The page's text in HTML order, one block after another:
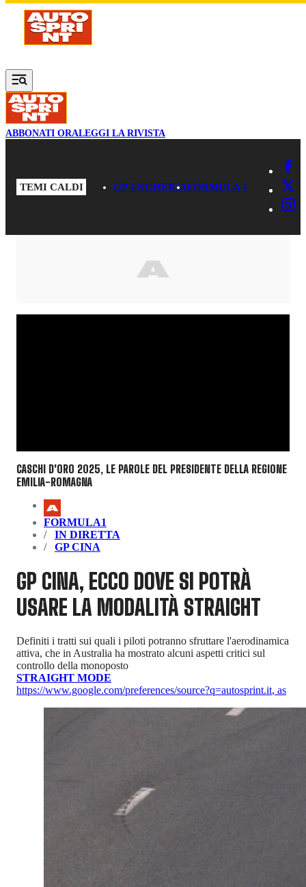
Vai al contenuto principale
ABBONATI ORALEGGI LA RIVISTA
TEMI CALDI GP UNGHERIAFORMULA 1
CASCHI D'ORO 2025, LE PAROLE DEL PRESIDENTE DELLA REGIONE
EMILIA-ROMAGNA
FORMULA1
IN DIRETTA
GP CINA
GP CINA, ECCO DOVE SI POTRÀ
USARE LA MODALITÀ STRAIGHT
Definiti i tratti sui quali i piloti potranno sfruttare l'aerodinamica
attiva, che in Australia ha mostrato alcuni aspetti critici sul
controllo della monoposto
STRAIGHT MODE
https://www.google.com/preferences/source?q=autosprint.it, as